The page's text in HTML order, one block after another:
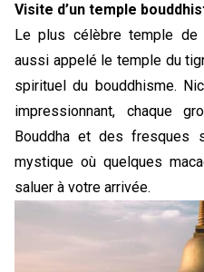
Visite d’un temple
Le plus célèbre temple
aussi appelé le temple du
spirituel du bouddhisme.
impressionnant, chaque
Bouddha et des fresques
mystique où quelques
saluer à votre arrivée.